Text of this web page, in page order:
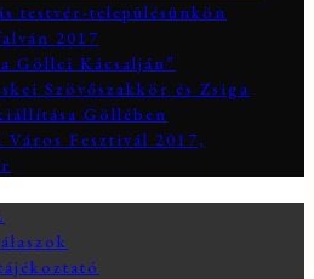
testvér-településünkön
2017
a Göllei Kácsalján”
Szövőszakkör és Zsiga
Göllében
Város Fesztivál 2017,